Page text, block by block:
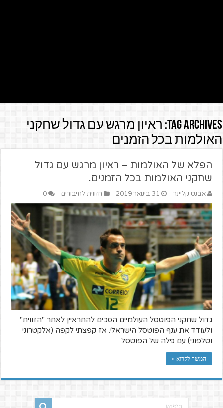
Tag Archives: ראיון מרגש עם גדול שחקני
האולמות בכל הזמנים
הפלא של האולמות – ראיון מרגש עם גדול
שחקני האולמות בכל הזמנים.
אבנט קליינר 31 בינואר 2019 הזווית לחיבורים 0
גדול שחקני הפוטסל העולמיים הסכים להתראיין לאתר "הזווית"
ולעודד את ענף הפוטסל הישראלי. אז קפצתי לקפה (אלקטרוני
וטלפוני) עם פלה של הפוטסל
המשך לקרוא »